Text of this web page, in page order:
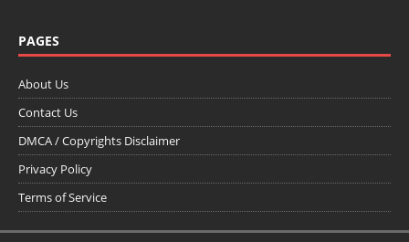
PAGES
About Us
Contact Us
DMCA / Copyrights Disclaimer
Privacy Policy
Terms of Service